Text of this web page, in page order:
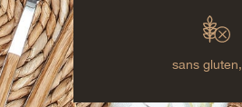
sans gluten,